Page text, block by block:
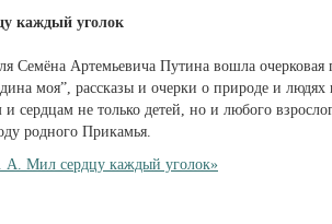
каждый уголок
Семёна Артемьевича Путина вошла очерковая
моя”, рассказы и очерки о природе и
и сердцам не только детей, но и любого
родного Прикамья.
А. Мил сердцу каждый уголок»